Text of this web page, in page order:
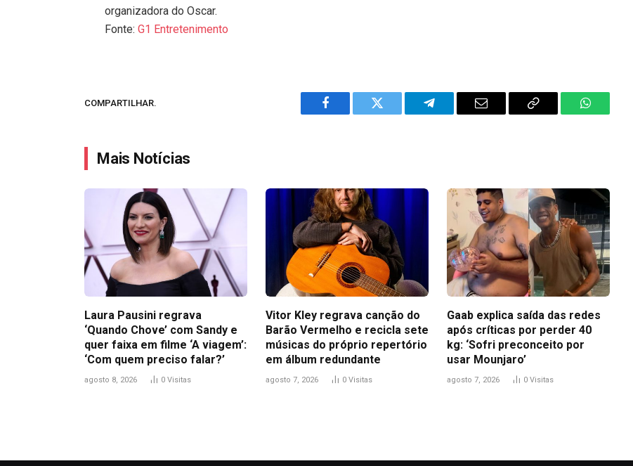
organizadora do Oscar.
Fonte:G1 Entretenimento
COMPARTILHAR.
Facebook Twitter Telegram Email
Copy
WhatsApp
Mais Notícias
Laura Pausini regrava
‘Quando Chove’ com Sandy e
quer faixa em filme ‘A viagem’:
‘Com quem preciso falar?’
agosto 8, 2026 0 Visitas
Vitor Kley regrava canção do
Barão Vermelho e recicla sete
músicas do próprio repertório
em álbum redundante
agosto 7, 2026 0 Visitas
Gaab explica saída das redes
após críticas por perder 40
kg: ‘Sofri preconceito por
usar Mounjaro’
agosto 7, 2026 0 Visitas